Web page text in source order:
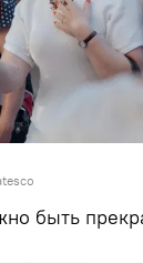
быть